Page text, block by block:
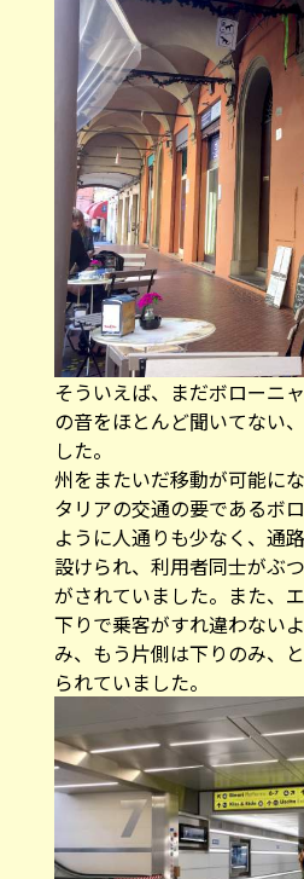
そういえば、まだボローニ
の音をほとんど聞いてない
した。
州をまたいだ移動が可能に
タリアの交通の要であるボ
ように人通りも少なく、通
設けられ、利用者同士がぶ
がされていました。また、
下りで乗客がすれ違わない
み、もう片側は下りのみ、
られていました。